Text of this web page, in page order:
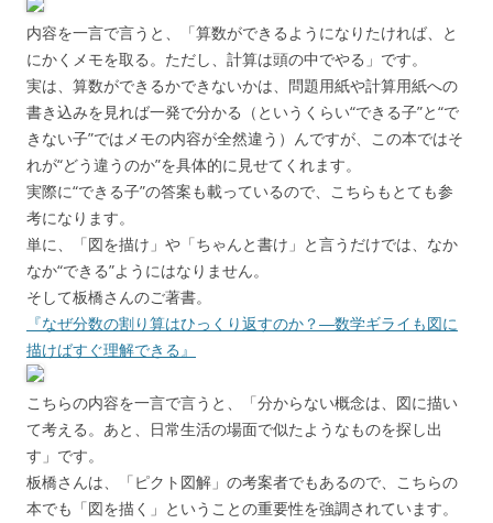
内容を一言で言うと、「算数ができるようになりたければ、と
にかくメモを取る。ただし、計算は頭の中でやる」です。
実は、算数ができるかできないかは、問題用紙や計算用紙への
書き込みを見れば一発で分かる（というくらい“できる子”と“で
きない子”ではメモの内容が全然違う）んですが、この本ではそ
れが“どう違うのか”を具体的に見せてくれます。
実際に“できる子”の答案も載っているので、こちらもとても参
考になります。
単に、「図を描け」や「ちゃんと書け」と言うだけでは、なか
なか“できる”ようにはなりません。
そして板橋さんのご著書。
『なぜ分数の割り算はひっくり返すのか？―数学ギライも図に
描けばすぐ理解できる』
こちらの内容を一言で言うと、「分からない概念は、図に描い
て考える。あと、日常生活の場面で似たようなものを探し出
す」です。
板橋さんは、「ピクト図解」の考案者でもあるので、こちらの
本でも「図を描く」ということの重要性を強調されています。